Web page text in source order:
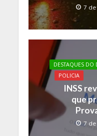
7
DESTAQUES DO
POLICIA
INSS
que
7 de